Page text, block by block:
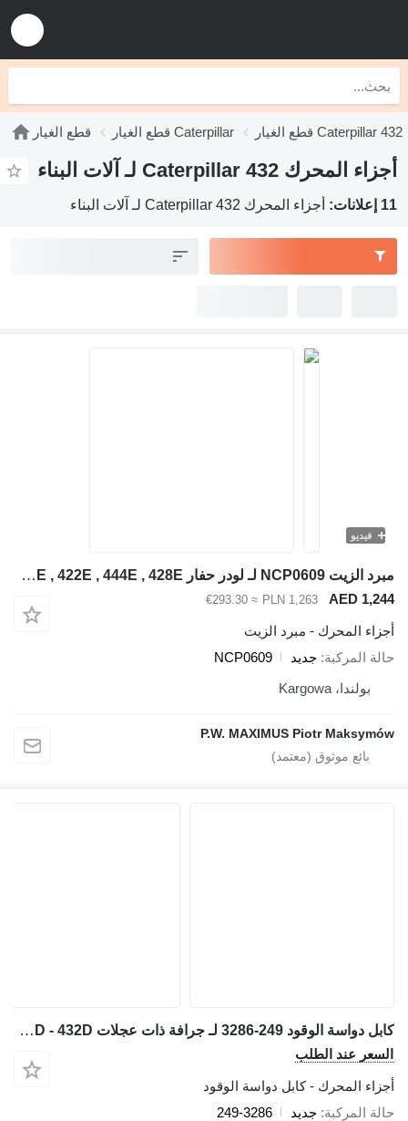
قطع الغيار قطع الغيار Caterpillar قطع الغيار Caterpillar 432
أجزاء المحرك Caterpillar 432 لـ آلات البناء
11 إعلانات: أجزاء المحرك Caterpillar 432 لـ آلات البناء
فيديو
مبرد الزيت NCP0609 لـ لودر حفار Caterpillar 416E , 432E , 420E , 442E , 434E , 422E , 444E , 428E
AED 1,244
PLN 1,263
≈ €293.30
أجزاء المحرك - مبرد الزيت
حالة المركبة جديد
NCP0609
بولندا، Kargowa
P.W. MAXIMUS Piotr Maksymów
كابل دواسة الوقود 249-3286 لـ جرافة ذات عجلات Caterpillar 416D - 432D
السعر عند الطلب
أجزاء المحرك - كابل دواسة الوقود
حالة المركبة جديد
249-3286